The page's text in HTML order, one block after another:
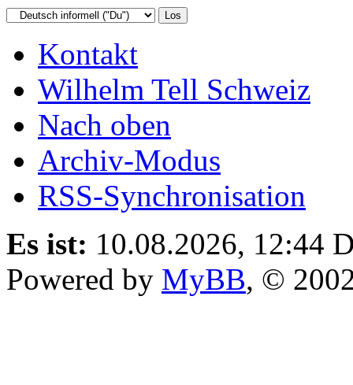
Kontakt
Wilhelm Tell Schweiz
Nach oben
Archiv-Modus
RSS-Synchronisation
Es ist: 10.08.2026, 12:44
Powered by MyBB, ©